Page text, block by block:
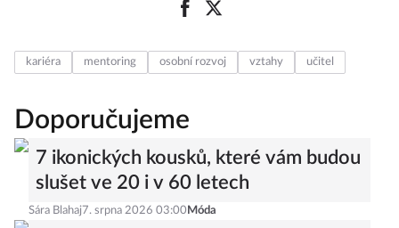
kariéra mentoring osobní rozvoj vztahy učitel
Doporučujeme
7 ikonických kousků, které vám budou
slušet ve 20 i v 60 letech
Sára Blahaj7. srpna 2026 03:00 Móda